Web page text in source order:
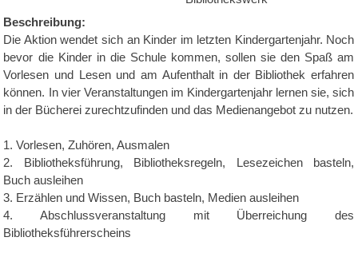
Beschreibung:
Die Aktion wendet sich an Kinder im letzten Kindergartenjahr. Noch
bevor die Kinder in die Schule kommen, sollen sie den Spaß am
Vorlesen und Lesen und am Aufenthalt in der Bibliothek erfahren
können. In vier Veranstaltungen im Kindergartenjahr lernen sie, sich
in der Bücherei zurechtzufinden und das Medienangebot zu nutzen.
1. Vorlesen, Zuhören, Ausmalen
2. Bibliotheksführung, Bibliotheksregeln, Lesezeichen basteln,
Buch ausleihen
3. Erzählen und Wissen, Buch basteln, Medien ausleihen
4. Abschlussveranstaltung mit Überreichung des
Bibliotheksführerscheins